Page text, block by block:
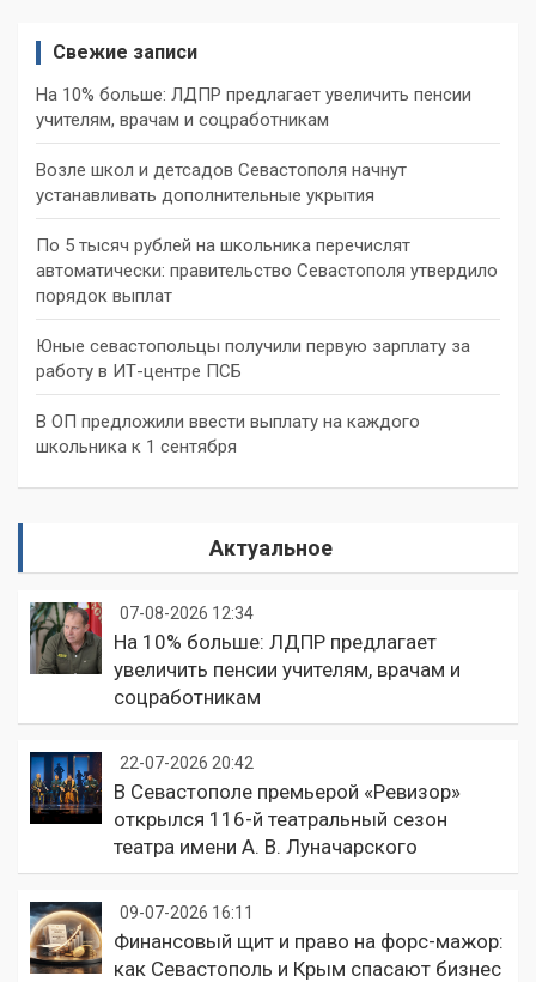
Свежие записи
На 10% больше: ЛДПР предлагает увеличить пенсии
учителям, врачам и соцработникам
Возле школ и детсадов Севастополя начнут
устанавливать дополнительные укрытия
По 5 тысяч рублей на школьника перечислят
автоматически: правительство Севастополя утвердило
порядок выплат
Юные севастопольцы получили первую зарплату за
работу в ИТ-центре ПСБ
В ОП предложили ввести выплату на каждого
школьника к 1 сентября
Актуальное
07-08-2026 12:34
На 10% больше: ЛДПР предлагает
увеличить пенсии учителям, врачам и
соцработникам
22-07-2026 20:42
В Севастополе премьерой «Ревизор»
открылся 116-й театральный сезон
театра имени А. В. Луначарского
09-07-2026 16:11
Финансовый щит и право на форс-мажор:
как Севастополь и Крым спасают бизнес